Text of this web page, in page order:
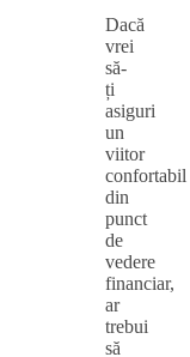
Dacă
vrei
să-
ți
asiguri
un
viitor
confortabil
din
punct
de
vedere
financiar,
ar
trebui
să